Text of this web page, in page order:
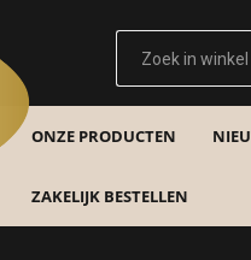
ONZE PRODUCTEN
ZAKELIJK BESTELLEN